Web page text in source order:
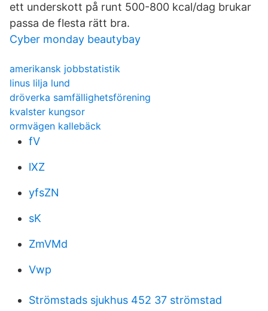
ett underskott på runt 500-800 kcal/dag brukar
passa de flesta rätt bra.
Cyber monday beautybay
amerikansk jobbstatistik
linus lilja lund
dröverka samfällighetsförening
kvalster kungsor
ormvägen kallebäck
fV
lXZ
yfsZN
sK
ZmVMd
Vwp
Strömstads sjukhus 452 37 strömstad